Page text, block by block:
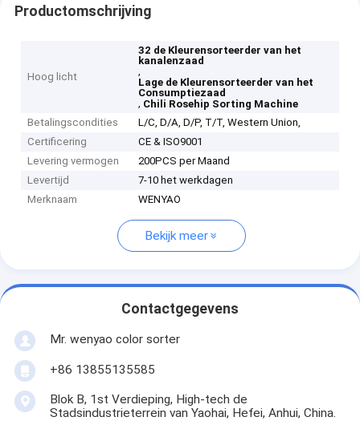
Productomschrijving
Hoog licht
32 de Kleurensorteerder van het
kanalenzaad
,
Lage de Kleurensorteerder van het
Consumptiezaad
, Chili Rosehip Sorting Machine
Betalingscondities
L/C, D/A, D/P, T/T, Western Union,
Certificering
CE & ISO9001
Levering vermogen
200PCS per Maand
Levertijd
7-10 het werkdagen
Merknaam
WENYAO
Bekijk meer
Contactgegevens
Mr. wenyao color sorter
+86 13855135585
Blok B, 1st Verdieping, High-tech de
Stadsindustrieterrein van Yaohai, Hefei, Anhui, China.